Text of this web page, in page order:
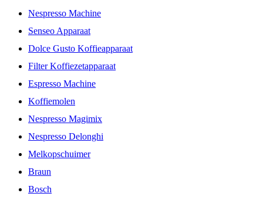
Nespresso Machine
Senseo Apparaat
Dolce Gusto Koffieapparaat
Filter Koffiezetapparaat
Espresso Machine
Koffiemolen
Nespresso Magimix
Nespresso Delonghi
Melkopschuimer
Braun
Bosch